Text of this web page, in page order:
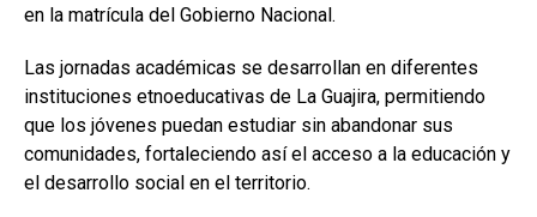
en la matrícula del Gobierno Nacional.
Las jornadas académicas se desarrollan en diferentes
instituciones etnoeducativas de La Guajira, permitiendo
que los jóvenes puedan estudiar sin abandonar sus
comunidades, fortaleciendo así el acceso a la educación y
el desarrollo social en el territorio.